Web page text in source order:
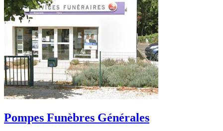
Pompes Funèbres Générales